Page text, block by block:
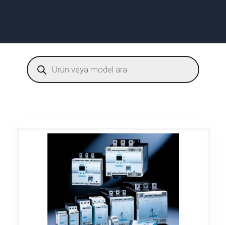
Products
search